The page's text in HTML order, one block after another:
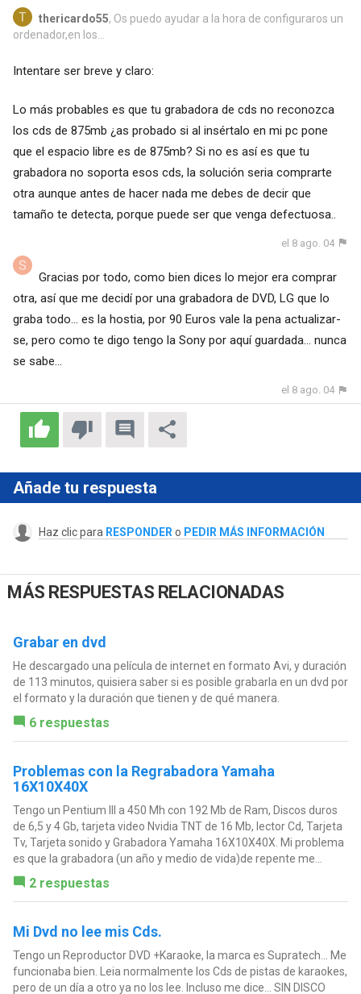
thericardo55, Os puedo ayudar a la hora de configuraros un
ordenador,en los...
Intentare ser breve y claro:
Lo más probables es que tu grabadora de cds no reconozca
los cds de 875mb ¿as probado si al insértalo en mi pc pone
que el espacio libre es de 875mb? Si no es así es que tu
grabadora no soporta esos cds, la solución seria comprarte
otra aunque antes de hacer nada me debes de decir que
tamaño te detecta, porque puede ser que venga defectuosa..
el 8 ago. 04
Gracias por todo, como bien dices lo mejor era comprar
otra, así que me decidí por una grabadora de DVD, LG que lo
graba todo... es la hostia, por 90 Euros vale la pena actualizar-
se, pero como te digo tengo la Sony por aquí guardada... nunca
se sabe...
el 8 ago. 04
Añade tu respuesta
Haz clic para RESPONDER o PEDIR MÁS INFORMACIÓN
MÁS RESPUESTAS RELACIONADAS
Grabar en dvd
He descargado una película de internet en formato Avi, y duración
de 113 minutos, quisiera saber si es posible grabarla en un dvd por
el formato y la duración que tienen y de qué manera.
6 respuestas
Problemas con la Regrabadora Yamaha
16X10X40X
Tengo un Pentium III a 450 Mh con 192 Mb de Ram, Discos duros
de 6,5 y 4 Gb, tarjeta video Nvidia TNT de 16 Mb, lector Cd, Tarjeta
Tv, Tarjeta sonido y Grabadora Yamaha 16X10X40X. Mi problema
es que la grabadora (un año y medio de vida)de repente me...
2 respuestas
Mi Dvd no lee mis Cds.
Tengo un Reproductor DVD +Karaoke, la marca es Supratech... Me
funcionaba bien. Leia normalmente los Cds de pistas de karaokes,
pero de un día a otro ya no los lee. Incluso me dice... SIN DISCO